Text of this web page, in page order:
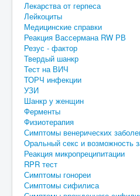
Лекарства от герпеса
Лейкоциты
Медицинские справки
Реакция Вассермана RW РВ
Резус - фактор
Твердый шанкр
Тест на ВИЧ
ТОРЧ инфекции
УЗИ
Шанкр у женщин
Ферменты
Физиотерапия
Симптомы венерических
Оральный секс и возможность
Реакция микропреципитации
RPR тест
Симптомы гонореи
Симптомы сифилиса